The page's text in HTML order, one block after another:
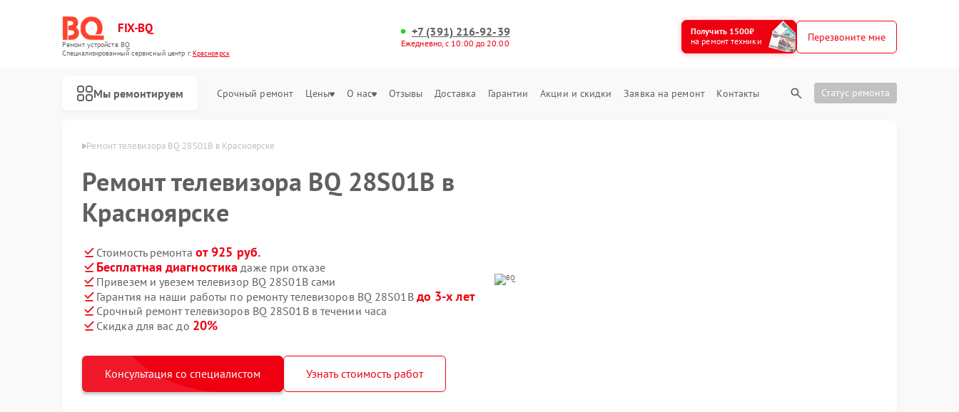
FIX-BQ
Ремонт устройств BQ
Специализированный cервисный центр г.Красноярск
+7 (391) 216-92-39
Ежедневно, с 10:00 до 20:00
Получить 1500₽
на ремонт техники
Перезвоните мне
Мы ремонтируем Срочный ремонт Цены О нас Отзывы Доставка Гарантии Акции и скидки Заявка на ремонт Контакты Статус ремонта
BQ в Красноярске Ремонт телевизора BQ 28S01B в Красноярске
Ремонт телевизора BQ 28S01B в
Красноярске
Стоимость ремонта от 925 руб.
Бесплатная диагностика даже при отказе
Привезем и увезем телевизор BQ 28S01B сами
Гарантия на наши работы по ремонту телевизоров BQ 28S01B до 3-х лет
Срочный ремонт телевизоров BQ 28S01B в течении часа
Скидка для вас до 20%
Консультация со специалистом Узнать стоимость работ